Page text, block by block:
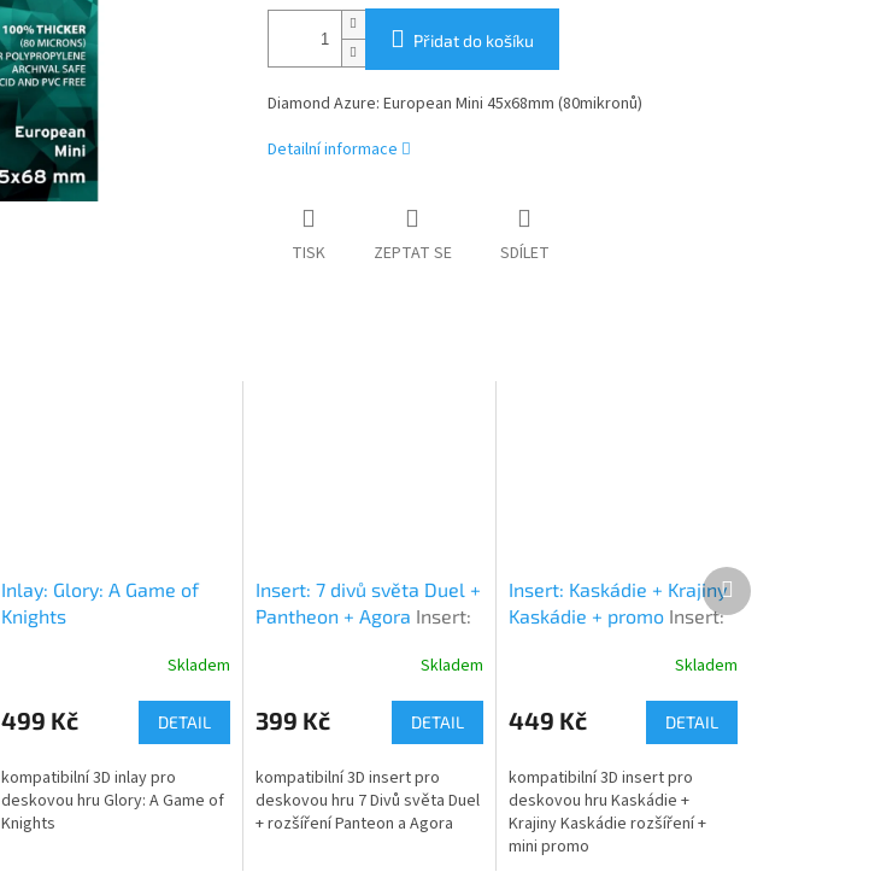
Přidat do košíku
Diamond Azure: European Mini 45x68mm (80mikronů)
Detailní informace
TISK ZEPTAT SE SDÍLET
Inlay: Glory: A Game of
Knights
produktu
je
z
5
hvězdiček.
Skladem
499 Kč DETAIL
kompatibilní 3D inlay pro
deskovou hru Glory: A Game of
Knights
Insert: 7 divů světa Duel +
Pantheon + Agora Insert:
Duel + Pantheon + Agora
produktu
je
z
5
hvězdiček.
Skladem
399 Kč DETAIL
kompatibilní 3D insert pro
deskovou hru 7 Divů světa Duel
+ rozšíření Panteon a Agora
Insert: Kaskádie + Krajiny
Kaskádie + promo Insert:
Skladem
449 Kč DETAIL
kompatibilní 3D insert pro
deskovou hru Kaskádie +
Krajiny Kaskádie rozšíření +
mini promo
Další
produkt